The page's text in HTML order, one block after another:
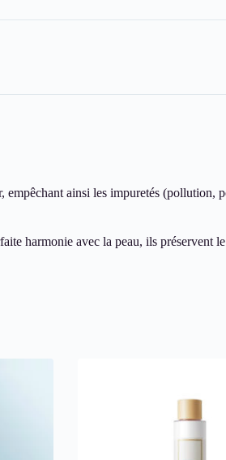
ainsi les impuretés (pollution,
harmonie avec la peau, ils préservent